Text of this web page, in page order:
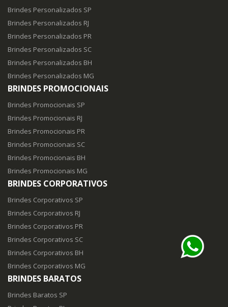
Brindes Personalizados SP
Brindes Personalizados RJ
Brindes Personalizados PR
Brindes Personalizados SC
Brindes Personalizados BH
Brindes Personalizados MG
BRINDES PROMOCIONAIS
Brindes Promocionais SP
Brindes Promocionais RJ
Brindes Promocionais PR
Brindes Promocionais SC
Brindes Promocionais BH
Brindes Promocionais MG
BRINDES CORPORATIVOS
Brindes Corporativos SP
Brindes Corporativos RJ
Brindes Corporativos PR
Brindes Corporativos SC
Brindes Corporativos BH
Brindes Corporativos MG
BRINDES BARATOS
Brindes Baratos SP